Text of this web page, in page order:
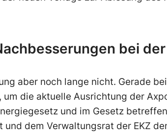
bei
aber noch lange nicht. Gerade
um die aktuelle Ausrichtung der
und im Gesetz
und dem Verwaltungsrat der EKZ